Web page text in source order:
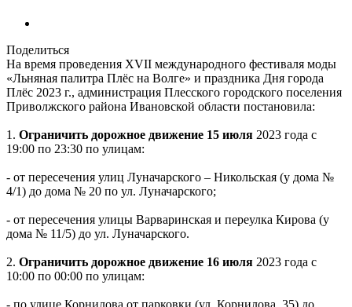
Поделиться
На время проведения XVII международного фестиваля моды
«Льняная палитра Плёс на Волге» и праздника Дня города
Плёс 2023 г., администрация Плесского городского поселения
Приволжского района Ивановской области постановила:
1. Ограничить дорожное движение 15 июля 2023 года с
19:00 по 23:30 по улицам:
- от пересечения улиц Луначарского – Никольская (у дома №
4/1) до дома № 20 по ул. Луначарского;
- от пересечения улицы Варваринская и переулка Кирова (у
дома № 11/5) до ул. Луначарского.
2. Ограничить дорожное движение 16 июля 2023 года с
10:00 по 00:00 по улицам: